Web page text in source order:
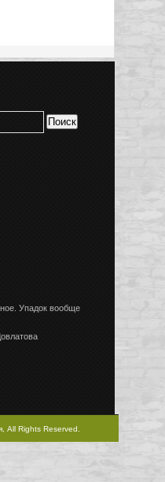
Упадок вообще
All Rights Reserved.